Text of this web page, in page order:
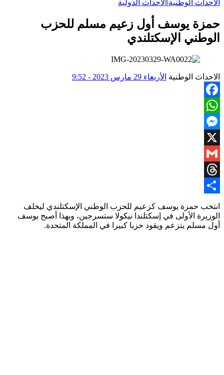
الأحداث الوطنية| الاحداث الدولية
حمزة يوسف أول زعيم مسلم للحزب
الوطني الإسكتلندي
الاحداث الوطنية الأربعاء 29 مارس 2023 - 9:52
Facebook
WhatsApp
Messenger
X
Gmail
Threads
Share
انتخب حمزة يوسف كزعيم للحزب الوطني الإسكتلندي ليخلف
الوزيرة الأولى في إسكتلندا نيكولا ستسرجين، وبهذا أصبح يوسف
أول مسلم يتزعم ويقود حزبا كبيرا في المملكة المتحدة.